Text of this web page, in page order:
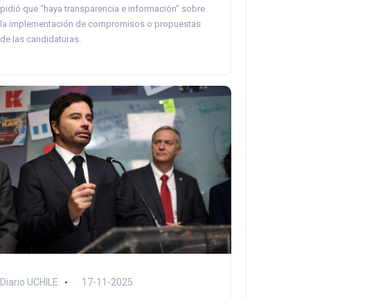
pidió que “haya transparencia e información” sobre
la implementación de compromisos o propuestas
de las candidaturas.
Diario UCHILE 17-11-2025